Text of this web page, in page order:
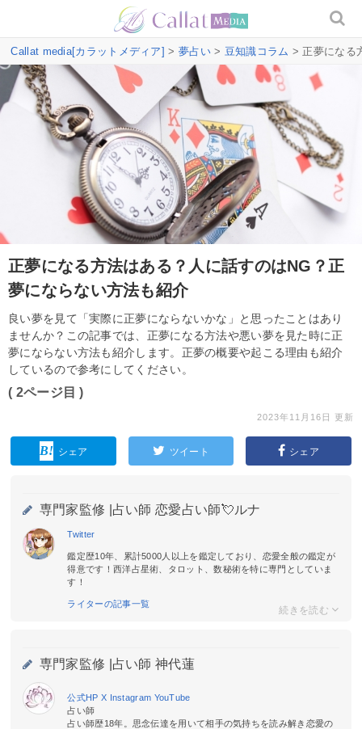
Callat media[カラットメディア] > 夢占い> 豆知識コラム > 正夢になる
正夢になる方法はある？人に話すのはNG？正
夢にならない方法も紹介
良い夢を見て「実際に正夢にならないかな」と思ったことはあり
ませんか？この記事では、正夢になる方法や悪い夢を見た時に正
夢にならない方法も紹介します。正夢の概要や起こる理由も紹介
しているので参考にしてください。
( 2ページ目 )
2023年11月16日 更新
シェア ツイート シェア
専門家監修 | 占い師 恋愛占い師💘ルナ
Twitter
鑑定歴10年、累計5000人以上を鑑定しており、恋愛全般の鑑定が
得意です！西洋占星術、タロット、数秘術を特に専門としていま
す！
ライターの記事一覧
専門家監修 | 占い師 神代蓮
公式HP X Instagram YouTube
占い師
占い師歴18年。思念伝達を用いて相手の気持ちを読み解き恋愛の